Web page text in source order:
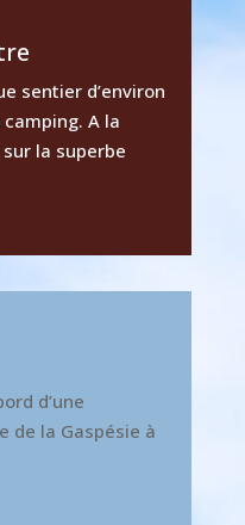
sentier d’environ
A la
la superbe
d’une
de la Gaspésie à